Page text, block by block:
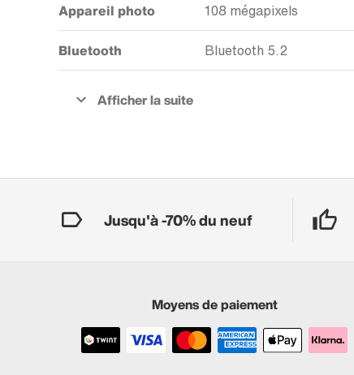
Appareil photo 108 mégapixels
Bluetooth Bluetooth 5.2
Jusqu'à -70% du neuf
Moyens de paiement